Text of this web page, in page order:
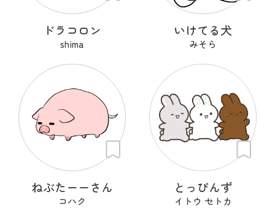
ドラコロン
shima
いけてる犬
みそら
ねぶたーーさん
コハク
とっぴんず
イトウ セトカ